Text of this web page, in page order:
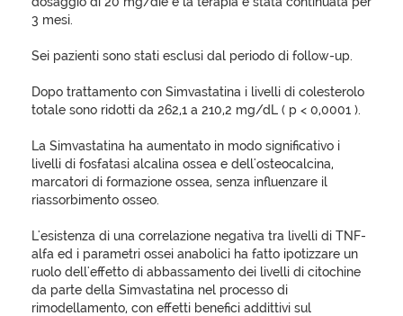
3 mesi.
Sei pazienti sono stati esclusi dal periodo di follow-up.
Dopo trattamento con Simvastatina i livelli di colesterolo
totale sono ridotti da 262,1 a 210,2 mg/dL ( p < 0,0001 ).
La Simvastatina ha aumentato in modo significativo i
livelli di fosfatasi alcalina ossea e dell'osteocalcina,
marcatori di formazione ossea, senza influenzare il
riassorbimento osseo.
L'esistenza di una correlazione negativa tra livelli di TNF-
alfa ed i parametri ossei anabolici ha fatto ipotizzare un
ruolo dell'effetto di abbassamento dei livelli di citochine
da parte della Simvastatina nel processo di
rimodellamento, con effetti benefici addittivi sul